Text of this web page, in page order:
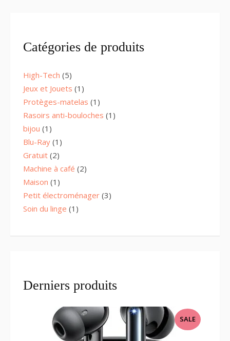
Catégories de produits
High-Tech 55
products
Jeux et Jouets 1 1
product
Protèges-matelas 1 1
product
Rasoirs anti-bouloches 1 1
bijou 1 1
product
Blu-Ray 1 1
Gratuit 22
products
Machine à café 22
Maison 1 1
product
Petit électroménager 33
Soin du linge 1 1
Derniers produits
SALEPRODUCT
ON